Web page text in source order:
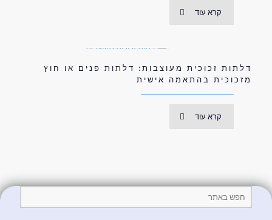
קרא עוד
דלתות זכוכית מעוצבות: דלתות פנים או חוץ
מזכוכית בהתאמה אישית
קרא עוד